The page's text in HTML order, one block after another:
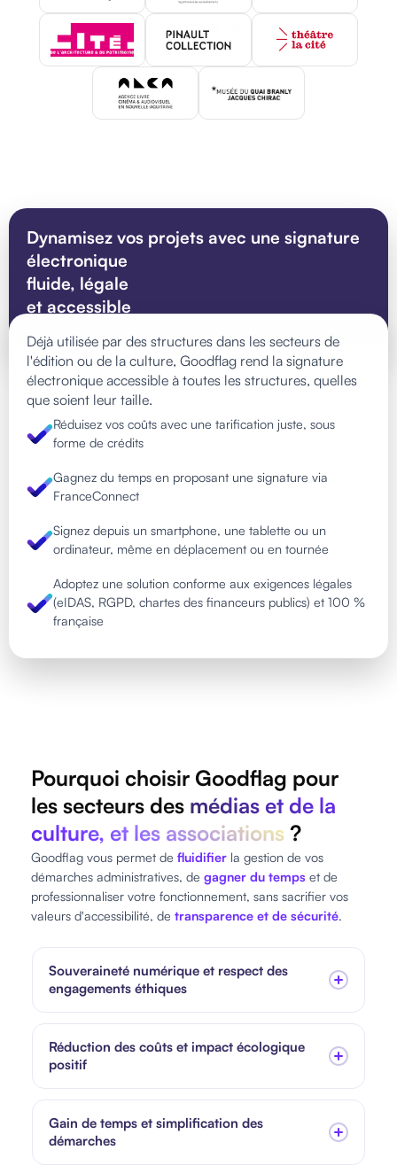
Dynamisez vos projets avec une signature
électronique
fluide, légale
et accessible
Déjà utilisée par des structures dans les secteurs de
l'édition ou de la culture, Goodflag rend la signature
électronique accessible à toutes les structures, quelles
que soient leur taille.
Réduisez vos coûts avec une tarification juste, sous
forme de crédits
Gagnez du temps en proposant une signature via
FranceConnect
Signez depuis un smartphone, une tablette ou un
ordinateur, même en déplacement ou en tournée
Adoptez une solution conforme aux exigences légales
(eIDAS, RGPD, chartes des financeurs publics) et 100 %
française
Pourquoi choisir Goodflag pour
les secteurs des médias et de la
culture, et les associations ?
Goodflag vous permet de fluidifier la gestion de vos
démarches administratives, de gagner du temps et de
professionnaliser votre fonctionnement, sans sacrifier vos
valeurs d'accessibilité, de transparence et de sécurité.
Souveraineté numérique et respect des
engagements éthiques
Réduction des coûts et impact écologique
positif
Gain de temps et simplification des
démarches